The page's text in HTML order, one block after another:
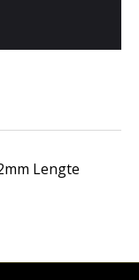
Lengte